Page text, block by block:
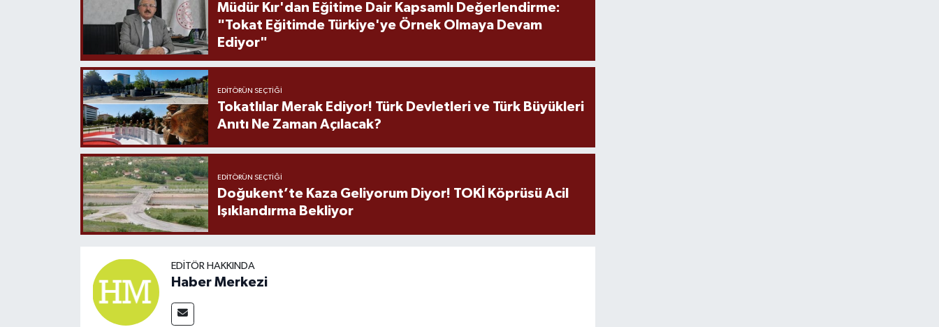
Müdür Kır'dan Eğitime Dair Kapsamlı Değerlendirme:
"Tokat Eğitimde Türkiye'ye Örnek Olmaya Devam
Ediyor"
EDITÖRÜN SEÇTIĞI
Tokatlılar Merak Ediyor! Türk Devletleri ve Türk Büyükleri
Anıtı Ne Zaman Açılacak?
EDITÖRÜN SEÇTIĞI
Doğukent’te Kaza Geliyorum Diyor! TOKİ Köprüsü Acil
Işıklandırma Bekliyor
EDITÖR HAKKINDA
Haber Merkezi